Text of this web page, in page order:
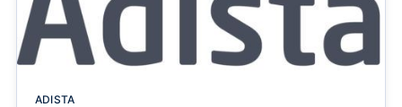
ADISTA